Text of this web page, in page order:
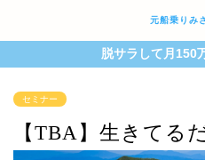
元船乗りみ
脱サラして月150
セミナー
【TBA】生きてる